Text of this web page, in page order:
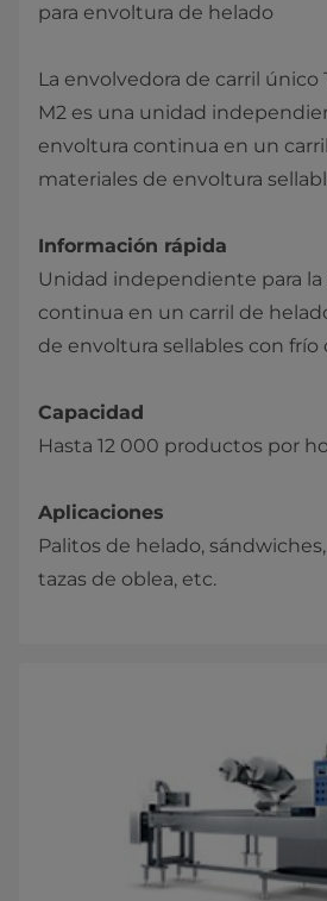
para envoltura de helado
La envolvedora de carril único
M2 es una unidad
envoltura continua en un
materiales de envoltura
Información rápida
Unidad independiente para
continua en un carril de
de envoltura sellables con frío
Capacidad
Hasta 12 000 productos por
Aplicaciones
Palitos de helado,
tazas de oblea, etc.